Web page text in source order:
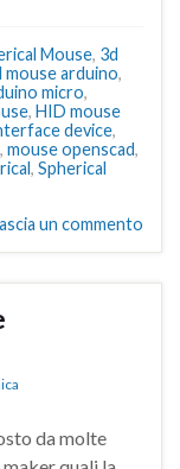
Mouse, 3d
mouse arduino,
micro,
, HID mouse
device,
, mouse openscad,
, Spherical
un commento
da molte